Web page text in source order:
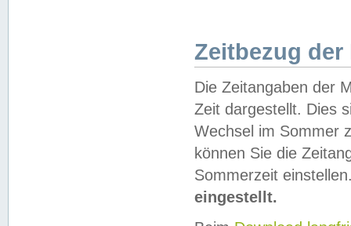
Zeitbezug der
Die Zeitangaben der
Zeit dargestellt. Dies
Wechsel im Sommer
können Sie die
Sommerzeit
eingestellt.